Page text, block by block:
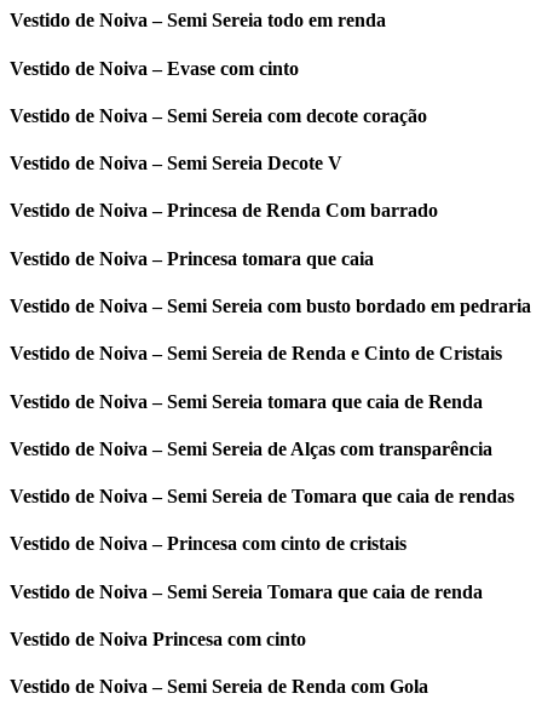
Vestido de Noiva – Semi Sereia todo em renda
Vestido de Noiva – Evase com cinto
Vestido de Noiva – Semi Sereia com decote coração
Vestido de Noiva – Semi Sereia Decote V
Vestido de Noiva – Princesa de Renda Com barrado
Vestido de Noiva – Princesa tomara que caia
Vestido de Noiva – Semi Sereia com busto bordado em pedraria
Vestido de Noiva – Semi Sereia de Renda e Cinto de Cristais
Vestido de Noiva – Semi Sereia tomara que caia de Renda
Vestido de Noiva – Semi Sereia de Alças com transparência
Vestido de Noiva – Semi Sereia de Tomara que caia de rendas
Vestido de Noiva – Princesa com cinto de cristais
Vestido de Noiva – Semi Sereia Tomara que caia de renda
Vestido de Noiva Princesa com cinto
Vestido de Noiva – Semi Sereia de Renda com Gola